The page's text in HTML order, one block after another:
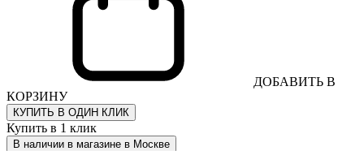
ДОБАВИТЬ В
КОРЗИНУ
КУПИТЬ В ОДИН КЛИК
Купить в 1 клик
В наличии в магазине в Москве